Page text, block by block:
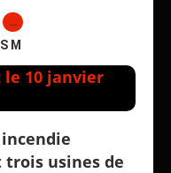
…
M
usines de